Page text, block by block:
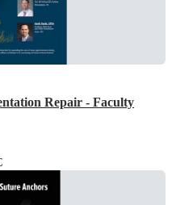
Repair - Faculty